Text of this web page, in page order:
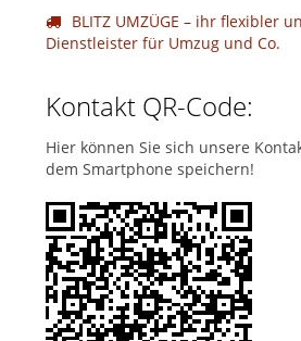
BLITZ UMZÜGE – ihr flexibler
Dienstleister für Umzug und Co.
Kontakt QR-Code:
Hier können Sie sich unsere
dem Smartphone speichern!